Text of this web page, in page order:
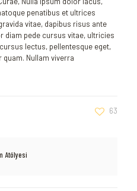
penatibus et ultrices
vitae, dapibus risus ante
diam pede cursus vitae, ultricies
lectus, pellentesque eget,
Nullam viverra
63
Atölyesi